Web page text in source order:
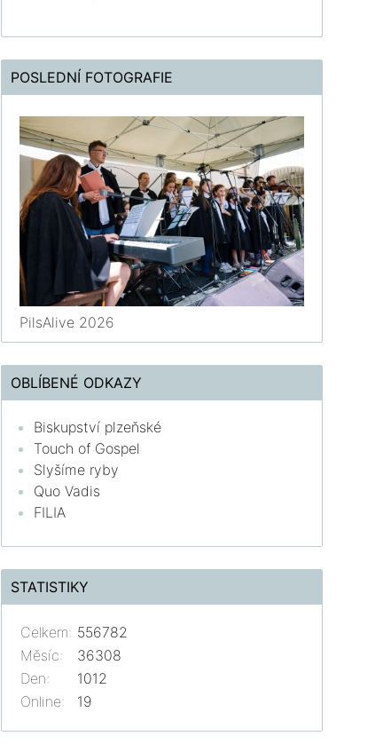
POSLEDNÍ FOTOGRAFIE
PilsAlive 2026
OBLÍBENÉ ODKAZY
Biskupství plzeňské
Touch of Gospel
Slyšíme ryby
Quo Vadis
FILIA
STATISTIKY
Online: 19
Celkem: 556782
Měsíc:
36308
Den:
1012